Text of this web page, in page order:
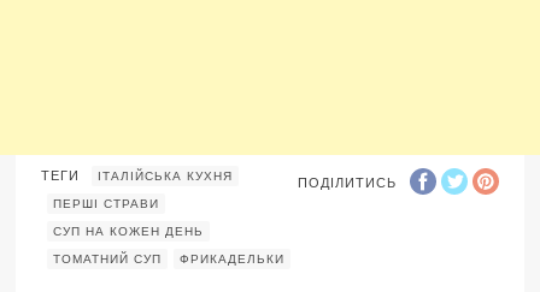
ПОДІЛИТИСЬ
ТЕГИ ІТАЛІЙСЬКА КУХНЯ
ПЕРШІ СТРАВИ
СУП НА КОЖЕН ДЕНЬ
ТОМАТНИЙ СУП ФРИКАДЕЛЬКИ